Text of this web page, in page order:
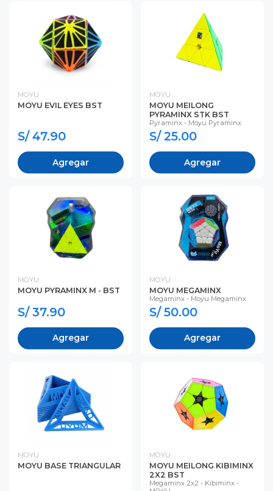
MOYU
MOYU EVIL EYES BST
S/ 47.90
Agregar
MOYU
MOYU MEILONG
PYRAMINX STK BST
Pyraminx - Moyu Pyraminx
S/ 25.00
Agregar
MOYU
MOYU PYRAMINX M - BST
S/ 37.90
Agregar
MOYU
MOYU MEGAMINX
Megaminx - Moyu Megaminx
S/ 50.00
Agregar
MOYU
MOYU BASE TRIANGULAR
MOYU
MOYU MEILONG KIBIMINX
2X2 BST
Megaminx 2x2 - Kibiminx -